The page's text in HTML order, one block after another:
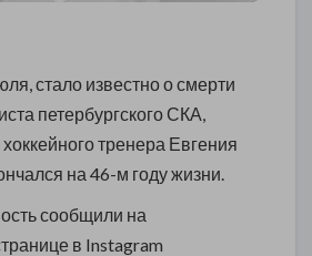
стало известно о смерти
петербургского СКА,
хоккейного тренера Евгения
на 46-м году жизни.
сообщили на
в Instagram